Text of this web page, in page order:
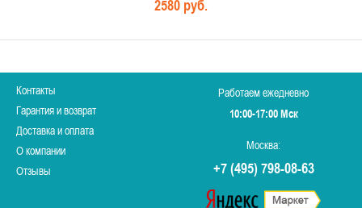
2580 руб.
Контакты
Гарантия и возврат
Доставка и оплата
О компании
Отзывы
Работаем ежедневно
10:00-17:00 Мск
Москва:
+7 (495) 798-08-63